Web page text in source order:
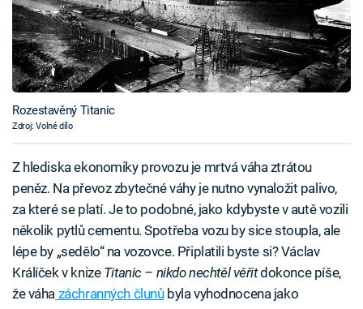
Rozestavěný Titanic
Zdroj: Volné dílo
Z hlediska ekonomiky provozu je mrtvá váha ztrátou
peněz. Na převoz zbytečné váhy je nutno vynaložit palivo,
za které se platí. Je to podobné, jako kdybyste v autě vozili
několik pytlů cementu. Spotřeba vozu by sice stoupla, ale
lépe by „sedělo“ na vozovce. Připlatili byste si? Václav
Králíček v knize Titanic – nikdo nechtěl věřitdokonce píše,
že váha záchranných člunůbyla vyhodnocena jako